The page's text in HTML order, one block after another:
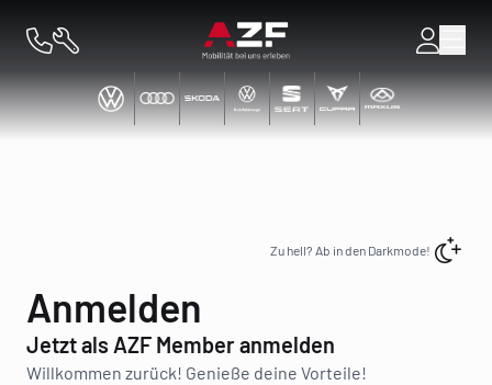
Zu hell? Ab in den Darkmode!
Anmelden
Jetzt als AZF Member anmelden
Willkommen zurück! Genieße deine Vorteile!